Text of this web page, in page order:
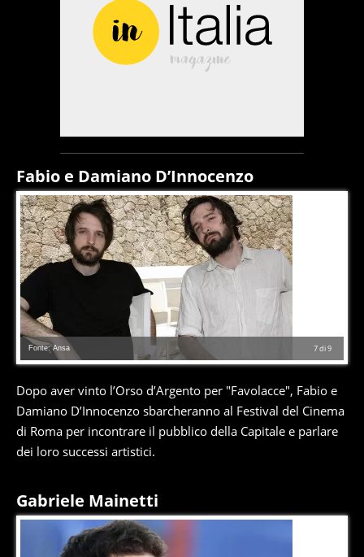
Fabio e Damiano D’Innocenzo
7di9
Fonte: Ansa
Dopo aver vinto l’Orso d’Argento per "Favolacce", Fabio e
Damiano D’Innocenzo sbarcheranno al Festival del Cinema
di Roma per incontrare il pubblico della Capitale e parlare
dei loro successi artistici.
Gabriele Mainetti